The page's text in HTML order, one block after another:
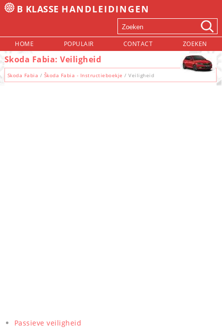
B KLASSE HANDLEIDINGEN
HOME POPULAIR CONTACT ZOEKEN
Skoda Fabia: Veiligheid
Skoda Fabia / Škoda Fabia - Instructieboekje / Veiligheid
Passieve veiligheid